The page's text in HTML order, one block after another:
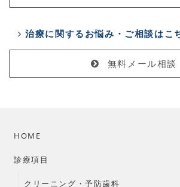
治療に関するお悩み・ご相談はこ
無料メール相談
HOME
診療項目
クリーニング・予防歯科